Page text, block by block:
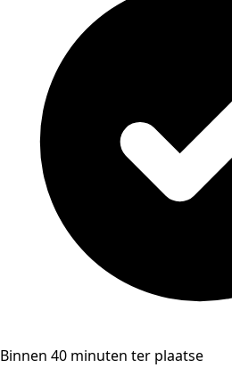
Binnen 40 minuten ter plaatse